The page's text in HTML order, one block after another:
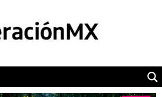
POLÍTICA
CAMALEÓN